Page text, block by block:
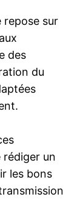
repose sur
des
du
rédiger un
les bons